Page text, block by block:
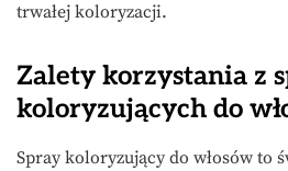
trwałej koloryzacji.
Zalety korzystania z
koloryzujących do
Spray koloryzujący do włosów to